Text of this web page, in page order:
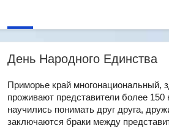
День Народного Единства
Приморье край многонациональный,
проживают представители более
научились понимать друг друга,
заключаются браки между